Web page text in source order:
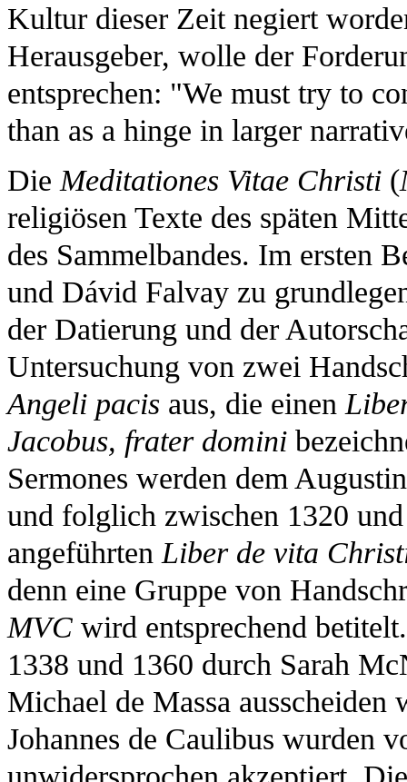
Kultur dieser Zeit negiert
Herausgeber, wolle der
entsprechen: "We must try to
than as a hinge in larger
Die Meditationes Vitae Christi (
religiösen Texte des späten
des Sammelbandes. Im ersten
und Dávid Falvay zu
der Datierung und der
Untersuchung von zwei
Angeli pacis aus, die einen
Jacobus, frater domini
Sermones werden dem
und folglich zwischen 1320
angeführten Liber de vita
denn eine Gruppe von
MVC wird entsprechend
1338 und 1360 durch Sarah
Michael de Massa
Johannes de Caulibus wurden